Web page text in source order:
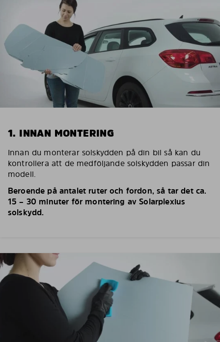
1. INNAN MONTERING
Innan du monterar solskydden på din bil så kan du
kontrollera att de medföljande solskydden passar din
modell.
Beroende på antalet ruter och fordon, så tar det ca.
15 – 30 minuter för montering av Solarplexius
solskydd.